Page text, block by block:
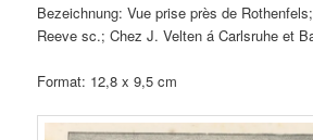
Bezeichnung: Vue prise près de
Reeve sc.; Chez J. Velten á Carlsruhe et
Format: 12,8 x 9,5 cm